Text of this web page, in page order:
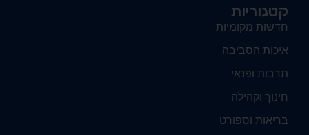
קטגוריות
חדשות מקומיות
איכות הסביבה
תרבות ופנאי
חינוך וקהילה
בריאות וספורט